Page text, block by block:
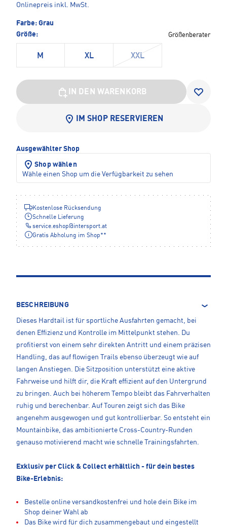
Onlinepreis inkl. MwSt.
Farbe: Grau
Größe:
Größenberater
M XL XXL
IN DEN WARENKORB
IM SHOP RESERVIEREN
Ausgewählter Shop
Shop wählen
Wähle einen Shop um die Verfügbarkeit zu sehen
Kostenlose Rücksendung
Schnelle Lieferung
service.eshop@intersport.at
Gratis Abholung im Shop**
BESCHREIBUNG
Dieses Hardtail ist für sportliche Ausfahrten gemacht, bei
denen Effizienz und Kontrolle im Mittelpunkt stehen. Du
profitierst von einem sehr direkten Antritt und einem präzisen
Handling, das auf flowigen Trails ebenso überzeugt wie auf
langen Anstiegen. Die Sitzposition unterstützt eine aktive
Fahrweise und hilft dir, die Kraft effizient auf den Untergrund
zu bringen. Auch bei höherem Tempo bleibt das Fahrverhalten
ruhig und berechenbar. Auf Touren zeigt sich das Bike
angenehm ausgewogen und gut kontrollierbar. So entsteht ein
Mountainbike, das ambitionierte Cross-Country-Runden
genauso motivierend macht wie schnelle Trainingsfahrten.
Exklusiv per Click & Collect erhältlich - für dein bestes
Bike-Erlebnis:
Bestelle online versandkostenfrei und hole dein Bike im
Shop deiner Wahl ab
Das Bike wird für dich zusammengebaut und eingestellt